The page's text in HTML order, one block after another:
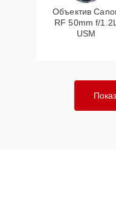
Объектив
RF 50mm f/1.2L
USM